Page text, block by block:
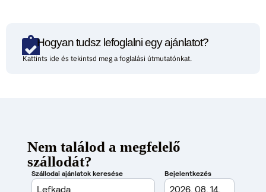
Hogyan tudsz lefoglalni egy ajánlatot?
Kattints ide és tekintsd meg a foglalási útmutatónkat.
Nem találod a megfelelő
szállodát?